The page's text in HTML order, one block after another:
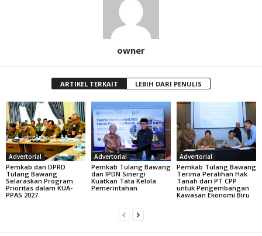
owner
ARTIKEL TERKAIT LEBIH DARI PENULIS
Advertorial
Pemkab dan DPRD
Tulang Bawang
Selaraskan Program
Prioritas dalam KUA-
PPAS 2027
Advertorial
Pemkab Tulang Bawang
dan IPDN Sinergi
Kuatkan Tata Kelola
Pemerintahan
Advertorial
Pemkab Tulang Bawang
Terima Peralihan Hak
Tanah dari PT CPP
untuk Pengembangan
Kawasan Ekonomi Biru